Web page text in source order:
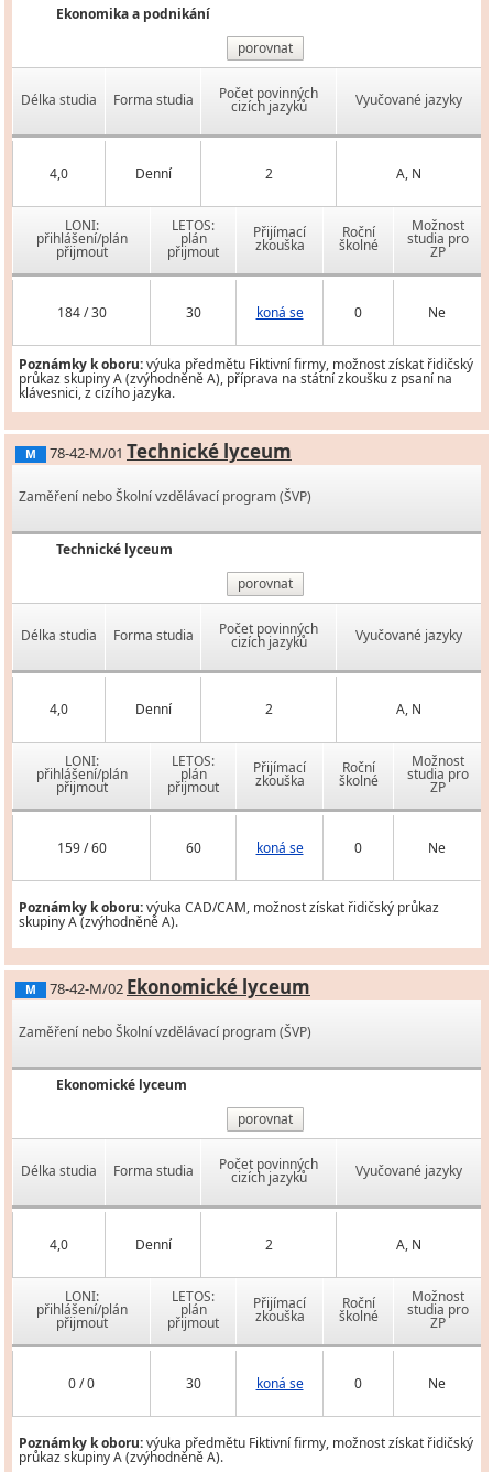
Ekonomika a podnikání
porovnat
Délka studia Forma studia Počet povinných
cizích jazyků Vyučované jazyky
4,0 Denní 2 A, N
LONI:
přihlášení/plán
přijmout
LETOS:
plán
přijmout
Přijímací
zkouška
Roční
školné
Možnost
studia pro
ZP
184 / 30 30 koná se 0 Ne
Poznámky k oboru:výuka předmětu Fiktivní firmy, možnost získat řidičský
průkaz skupiny A (zvýhodněně A), příprava na státní zkoušku z psaní na
klávesnici, z cizího jazyka.
M 78-42-M/01 Technické lyceum
Zaměření nebo Školní vzdělávací program (ŠVP)
Technické lyceum
porovnat
Délka studia Forma studia Počet povinných
cizích jazyků Vyučované jazyky
4,0 Denní 2 A, N
LONI:
přihlášení/plán
přijmout
LETOS:
plán
přijmout
Přijímací
zkouška
Roční
školné
Možnost
studia pro
ZP
159 / 60 60 koná se 0 Ne
Poznámky k oboru:výuka CAD/CAM, možnost získat řidičský průkaz
skupiny A (zvýhodněně A).
M 78-42-M/02 Ekonomické lyceum
Zaměření nebo Školní vzdělávací program (ŠVP)
Ekonomické lyceum
porovnat
Délka studia Forma studia Počet povinných
cizích jazyků Vyučované jazyky
4,0 Denní 2 A, N
LONI:
přihlášení/plán
přijmout
LETOS:
plán
přijmout
Přijímací
zkouška
Roční
školné
Možnost
studia pro
ZP
0 / 0 30 koná se 0 Ne
Poznámky k oboru:výuka předmětu Fiktivní firmy, možnost získat řidičský
průkaz skupiny A (zvýhodněně A).